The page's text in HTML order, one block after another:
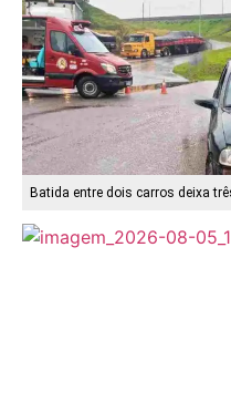
Batida entre dois carros deixa